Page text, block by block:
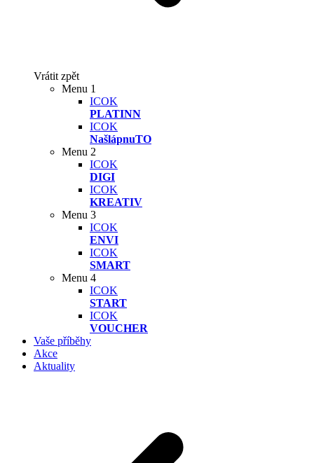
Vrátit zpět
Menu 1
ICOK
PLATINN
ICOK
NašlápnuTO
Menu 2
ICOK
DIGI
ICOK
KREATIV
Menu 3
ICOK
ENVI
ICOK
SMART
Menu 4
ICOK
START
ICOK
VOUCHER
Vaše příběhy
Akce
Aktuality